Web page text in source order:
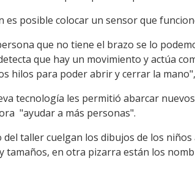
es posible colocar un sensor que
que no tiene el brazo se lo
que hay un movimiento y actúa
hilos para poder abrir y cerrar la
tecnología les permitió abarcar
"ayudar a más personas".
del taller cuelgan los dibujos de los
tamaños, en otra pizarra están los